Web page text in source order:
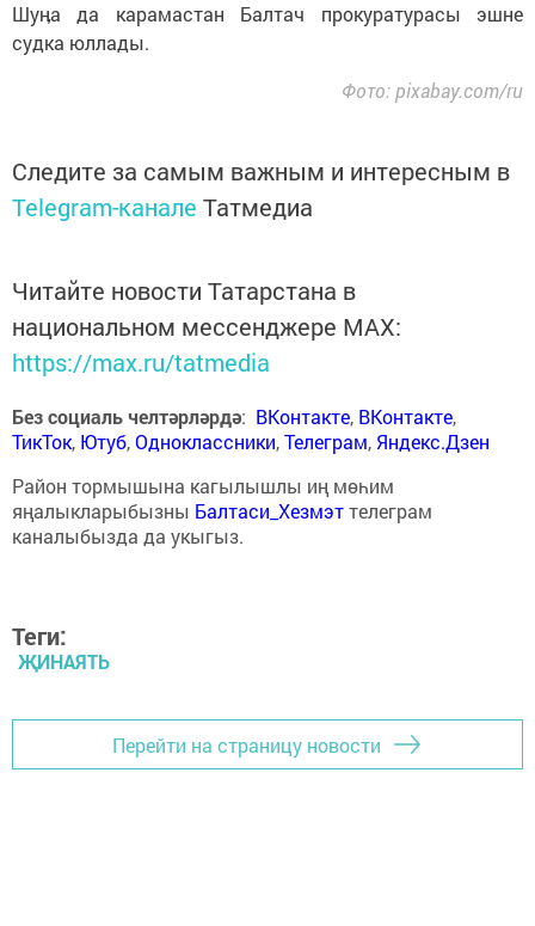
Шуӊа да карамастан Балтач прокуратурасы эшне
судка юллады.
Фото: pixabay.com/ru
Следите за самым важным и интересным в
Telegram-канале Татмедиа
Читайте новости Татарстана в
национальном мессенджере MАХ:
https://max.ru/tatmedia
Без социаль челтәрләрдә: ВКонтакте, ВКонтакте,
ТикТок, Ютуб,Одноклассники,Телеграм, Яндекс.Дзен
Район тормышына кагылышлы иң мөһим
яңалыкларыбызны Балтаси_Хезмэттелеграм
каналыбызда да укыгыз.
Теги:
ҖИНАЯТЬ
Перейти на страницу новости